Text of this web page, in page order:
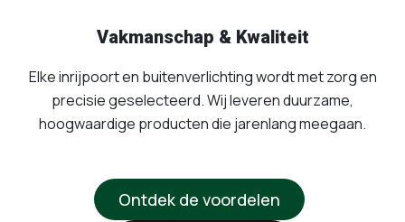
Vakmanschap & Kwaliteit
Elke inrijpoort en buitenverlichting wordt met zorg en
precisie geselecteerd. Wij leveren duurzame,
hoogwaardige producten die jarenlang meegaan.
Ontdek de voordelen